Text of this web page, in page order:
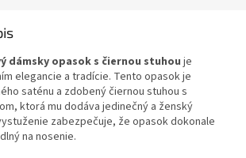
dámsky opasok s čiernou stuhou je
elegancie a tradície. Tento opasok je
saténu a zdobený čiernou stuhou s
ktorá mu dodáva jedinečný a ženský
zabezpečuje, že opasok dokonale
na nosenie.